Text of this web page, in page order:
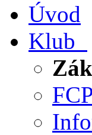
Úvod
Klub